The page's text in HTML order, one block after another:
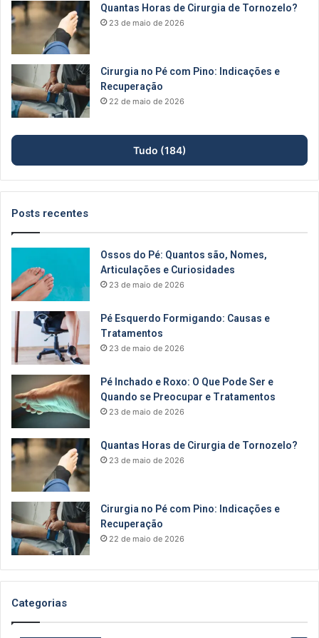
Quantas Horas de Cirurgia de Tornozelo?
23 de maio de 2026
Cirurgia no Pé com Pino: Indicações e
Recuperação
22 de maio de 2026
Tudo (184)
Posts recentes
Ossos do Pé: Quantos são, Nomes,
Articulações e Curiosidades
23 de maio de 2026
Pé Esquerdo Formigando: Causas e
Tratamentos
23 de maio de 2026
Pé Inchado e Roxo: O Que Pode Ser e
Quando se Preocupar e Tratamentos
23 de maio de 2026
Quantas Horas de Cirurgia de Tornozelo?
23 de maio de 2026
Cirurgia no Pé com Pino: Indicações e
Recuperação
22 de maio de 2026
Categorias